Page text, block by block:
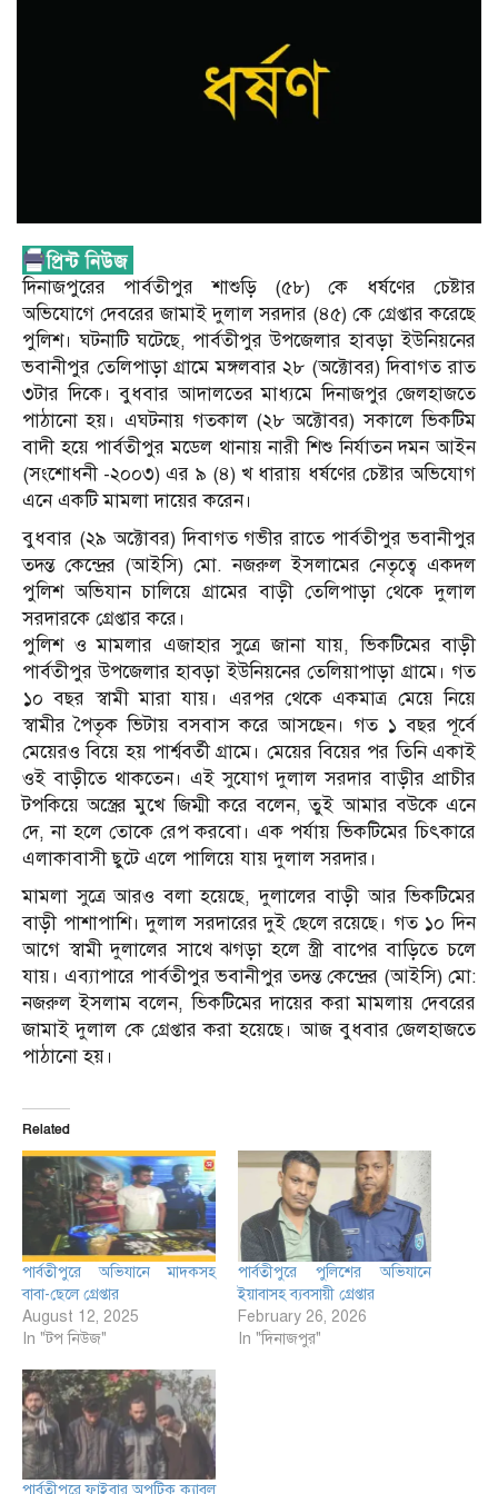
দিনাজপুরের পার্বতীপুর শাশুড়ি (৫৮) কে ধর্ষণের চেষ্টার
অভিযোগে দেবরের জামাই দুলাল সরদার (৪৫) কে গ্রেপ্তার করেছে
পুলিশ। ঘটনাটি ঘটেছে, পার্বতীপুর উপজেলার হাবড়া ইউনিয়নের
ভবানীপুর তেলিপাড়া গ্রামে মঙ্গলবার ২৮ (অক্টোবর) দিবাগত রাত
৩টার দিকে। বুধবার আদালতের মাধ্যমে দিনাজপুর জেলহাজতে
পাঠানো হয়। এঘটনায় গতকাল (২৮ অক্টোবর) সকালে ভিকটিম
বাদী হয়ে পার্বতীপুর মডেল থানায় নারী শিশু নির্যাতন দমন আইন
(সংশোধনী -২০০৩) এর ৯ (৪) খ ধারায় ধর্ষণের চেষ্টার অভিযোগ
এনে একটি মামলা দায়ের করেন।
বুধবার (২৯ অক্টোবর) দিবাগত গভীর রাতে পার্বতীপুর ভবানীপুর
তদন্ত কেন্দ্রের (আইসি) মো. নজরুল ইসলামের নেতৃত্বে একদল
পুলিশ অভিযান চালিয়ে গ্রামের বাড়ী তেলিপাড়া থেকে দুলাল
সরদারকে গ্রেপ্তার করে।
পুলিশ ও মামলার এজাহার সুত্রে জানা যায়, ভিকটিমের বাড়ী
পার্বতীপুর উপজেলার হাবড়া ইউনিয়নের তেলিয়াপাড়া গ্রামে। গত
১০ বছর স্বামী মারা যায়। এরপর থেকে একমাত্র মেয়ে নিয়ে
স্বামীর পৈতৃক ভিটায় বসবাস করে আসছেন। গত ১ বছর পূর্বে
মেয়েরও বিয়ে হয় পার্শ্ববর্তী গ্রামে। মেয়ের বিয়ের পর তিনি একাই
ওই বাড়ীতে থাকতেন। এই সুযোগ দুলাল সরদার বাড়ীর প্রাচীর
টপকিয়ে অস্ত্রের মুখে জিম্মী করে বলেন, তুই আমার বউকে এনে
দে, না হলে তোকে রেপ করবো। এক পর্যায় ভিকটিমের চিৎকারে
এলাকাবাসী ছুটে এলে পালিয়ে যায় দুলাল সরদার।
মামলা সুত্রে আরও বলা হয়েছে, দুলালের বাড়ী আর ভিকটিমের
বাড়ী পাশাপাশি। দুলাল সরদারের দুই ছেলে রয়েছে। গত ১০ দিন
আগে স্বামী দুলালের সাথে ঝগড়া হলে স্ত্রী বাপের বাড়িতে চলে
যায়। এব্যাপারে পার্বতীপুর ভবানীপুর তদন্ত কেন্দ্রের (আইসি) মো:
নজরুল ইসলাম বলেন, ভিকটিমের দায়ের করা মামলায় দেবরের
জামাই দুলাল কে গ্রেপ্তার করা হয়েছে। আজ বুধবার জেলহাজতে
পাঠানো হয়।
Related
পার্বতীপুরে অভিযানে মাদকসহ
বাবা-ছেলে গ্রেপ্তার
August 12, 2025
In "টপ নিউজ"
পার্বতীপুরে পুলিশের অভিযানে
ইয়াবাসহ ব্যবসায়ী গ্রেপ্তার
February 26, 2026
In "দিনাজপুর"